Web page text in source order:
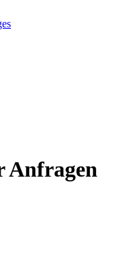
Anfragen